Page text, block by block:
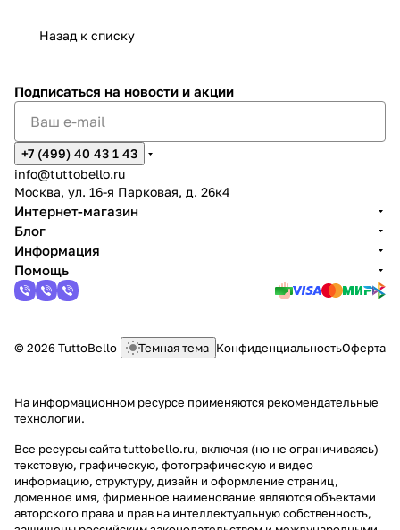
Назад к списку
Подписаться на новости и акции
+7 (499) 40 43 1 43
info@tuttobello.ru
Москва, ул. 16-я Парковая, д. 26к4
Интернет-магазин
Блог
Информация
Помощь
© 2026 TuttoBello Темная тема КонфиденциальностьОферта
На информационном ресурсе применяются рекомендательные
технологии.
Все ресурсы сайта tuttobello.ru, включая (но не ограничиваясь)
текстовую, графическую, фотографическую и видео
информацию, структуру, дизайн и оформление страниц,
доменное имя, фирменное наименование являются объектами
авторского права и прав на интеллектуальную собственность,